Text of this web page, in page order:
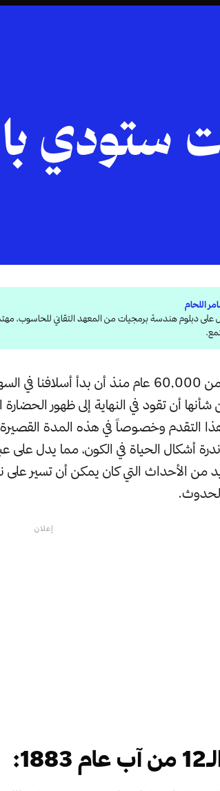
ستودي
اللحام
دبلوم هندسة برمجيات من المعهد التقاني للحاسوب، مهتم
لم يمر أكثر من 60,000 عام منذ أن بدأ
أن تقود في النهاية إلى ظهور
التقدم وخصوصاً في هذه المدة
ندرة أشكال الحياة في الكون، مما يدل على
من الأحداث التي كان يمكن أن تسير على
إعلان